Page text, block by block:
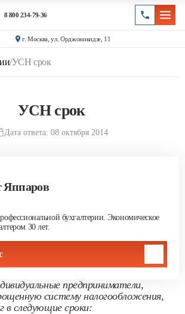
8 800 234-79-36
г. Москва, ул. Орджоникидзе, 11
/УСН срок
УСН срок
Дата ответа: 08 октября 2014
Яппаров
бухгалтерии. Экономическое
30 лет.
предприниматели,
систему налогообложения,
в следующие сроки: